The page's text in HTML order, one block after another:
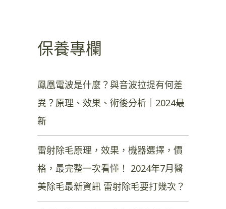
保養專欄
鳳凰電波是什麼？與音波拉提有何差
異？原理、效果、術後分析｜2024最
新
雷射除毛原理，效果，機器選擇，價
格，最完整一次看懂！ 2024年7月醫
美除毛最新資訊 雷射除毛要打幾次？